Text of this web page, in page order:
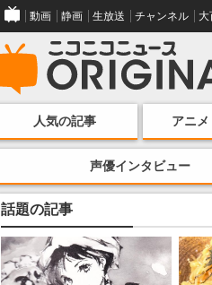
動画 静画 生放送 チャンネル 大
人気の記事 アニ
声優インタビュー
話題の記事